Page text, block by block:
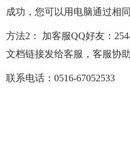
成功，您可以用电脑通过相
方法2： 加客服QQ好友：
文档链接发给客服，客服协助
联系电话：0516-67052533